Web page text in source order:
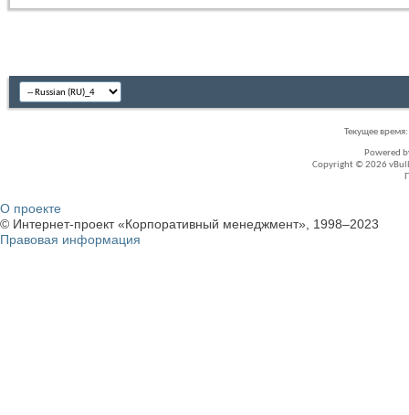
Текущее время:
Powered
Copyright © 2026
О проекте
© Интернет-проект «Корпоративный менеджмент», 1998–2023
Правовая информация